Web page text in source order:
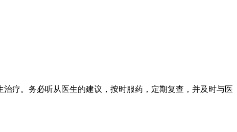
疗。务必听从医生的建议，按时服药，定期复查，并及时与医